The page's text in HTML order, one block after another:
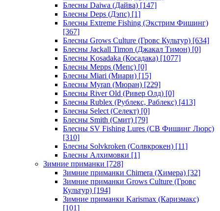
Блесны Daiwa (Дайва) [147]
Блесны Deps (Дэпс) [1]
Блесны Extreme Fishing (Экстрим Фишинг)
[367]
Блесны Grows Culture (Гровс Культур) [634]
Блесны Jackall Timon (Джакал Тимон) [0]
Блесны Kosadaka (Косадака) [1077]
Блесны Mepps (Мепс) [0]
Блесны Miari (Миари) [15]
Блесны Myran (Мюран) [229]
Блесны River Old (Ривер Олд) [0]
Блесны Rublex (Рублекс, Раблекс) [413]
Блесны Select (Селект) [0]
Блесны Smith (Смит) [79]
Блесны SV Fishing Lures (СВ Фишинг Люрс)
[310]
Блесны Solvkroken (Солвкрокен) [11]
Блесны Алхимовки [1]
Зимние приманки [728]
Зимние приманки Chimera (Химера) [32]
Зимние приманки Grows Culture (Гровс
Культур) [194]
Зимние приманки Karismax (Каризмакс)
[101]